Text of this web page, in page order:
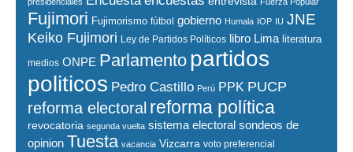
Fujimori Fujimorismo fútbol gobierno Humala IOP IU JNE
Keiko Fujimori Ley de Partidos Políticos libro Lima literatura
medios ONPE Parlamento partidos
politicos Pedro Castillo Perú PPK PUCP
reforma electoral reforma política
revocatoria segunda vuelta sistema electoral sondeos de
opinion Tuesta vacancia Vizcarra voto preferencial